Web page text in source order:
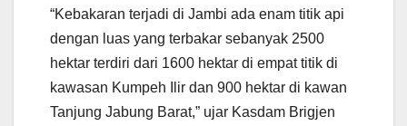
“Kebakaran terjadi di Jambi ada enam titik api
dengan luas yang terbakar sebanyak 2500
hektar terdiri dari 1600 hektar di empat titik di
kawasan Kumpeh Ilir dan 900 hektar di kawan
Tanjung Jabung Barat,” ujar Kasdam Brigjen